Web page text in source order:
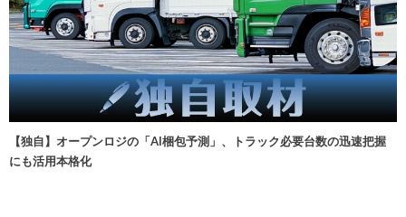
【独自】オープンロジの「AI梱包予測」、トラック必要台数の迅速把握
にも活用本格化